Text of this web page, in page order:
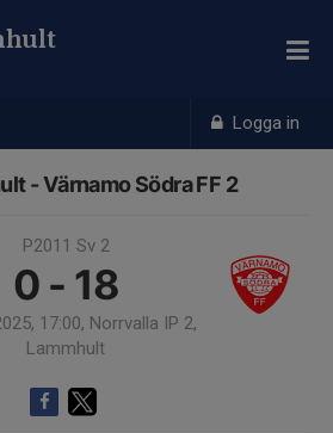
Logga in
- Värnamo Södra FF 2
P2011 Sv 2
0 - 18
17:00, Norrvalla IP 2,
Lammhult